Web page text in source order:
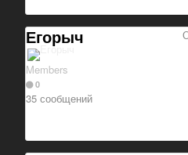
Егорыч
Members
0
35 сообщений